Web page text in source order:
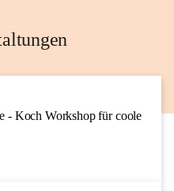
AUG
- Koch Workshop für coole